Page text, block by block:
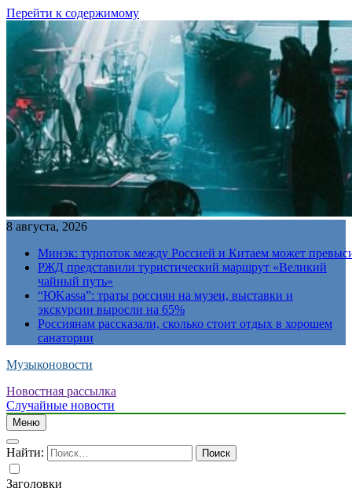
Перейти к содержимому
8 августа, 2026
Минэк: турпоток между Россией и Китаем может
РЖД представили туристический маршрут «Великий
чайный путь»
“ЮKassa”: траты россиян на музеи, выставки и
экскурсии выросли на 65%
Россиянам рассказали, сколько стоит отдых в хорошем
санатории
Музыконовости
Новостная рассылка
Случайные новости
Меню
Найти:
Заголовки